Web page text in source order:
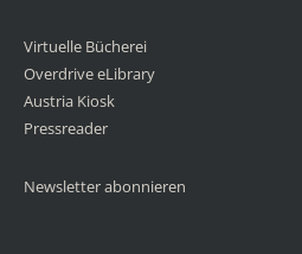
Virtuelle Bücherei
Overdrive eLibrary
Austria Kiosk
Pressreader
Newsletter abonnieren